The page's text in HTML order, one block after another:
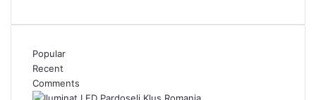
Popular
Recent
Comments